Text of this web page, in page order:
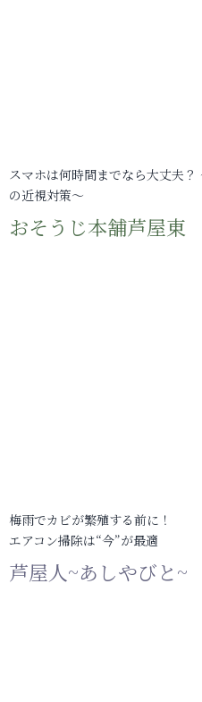
スマホは何時間までなら大丈夫
の近視対策～
おそうじ本舗芦屋東
梅雨でカビが繁殖する前に！
エアコン掃除は“今”が最適
芦屋人~あしやびと~